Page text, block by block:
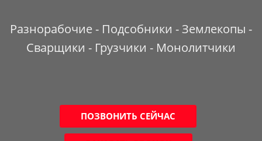
Разнорабочие - Подсобники - Землекопы -
Сварщики - Грузчики - Монолитчики
ПОЗВОНИТЬ СЕЙЧАС